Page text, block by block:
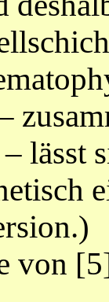
lässt
von